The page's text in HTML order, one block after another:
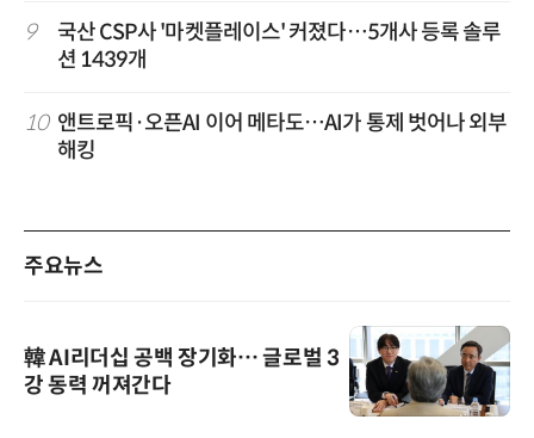
9
국산 CSP사 '마켓플레이스' 커졌다…5개사 등록 솔루
션 1439개
10 앤트로픽·오픈AI 이어 메타도…AI가 통제 벗어나 외부
해킹
주요뉴스
韓 AI리더십 공백 장기화… 글로벌 3
강 동력 꺼져간다